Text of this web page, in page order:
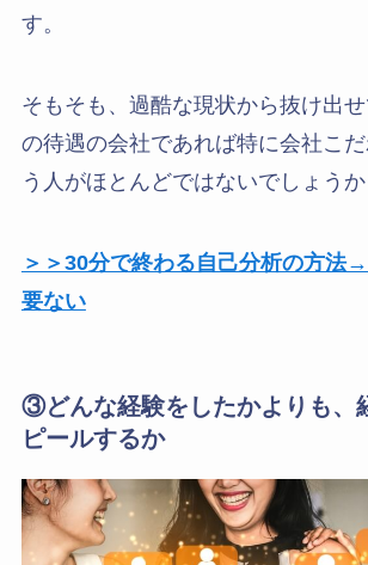
す。
そもそも、過酷な現状から抜け出
の待遇の会社であれば特に会社こ
う人がほとんどではないでしょうか
＞＞30分で終わる自己分析の方法
要ない
③どんな経験をしたかよりも、
ピールするか